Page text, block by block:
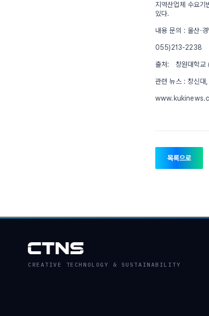
지역산업체 수요기
있다.
내용 문의 : 울산·
055)213-2238
출처: 창원대학
관련 뉴스 : 창신
목록으로
CREATIVE TECHNOLOGY & SUSTAINABILITY